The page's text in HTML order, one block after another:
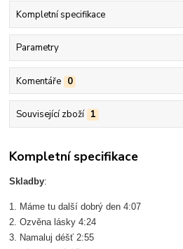
Kompletní specifikace
Parametry
Komentáře 0
Související zboží 1
Kompletní specifikace
Skladby:
1. Máme tu další dobrý den 4:07
2. Ozvěna lásky 4:24
3. Namaluj déšť 2:55